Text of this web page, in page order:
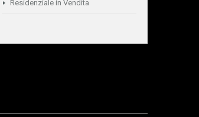
Residenziale in Vendita